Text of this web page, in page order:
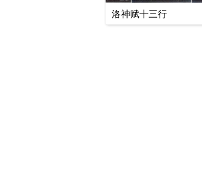
洛神赋十三行